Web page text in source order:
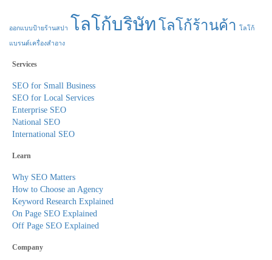
ออกแบบป้ายร้านสปา โลโก้บริษัท โลโก้ร้านค้า โลโก้
แบรนด์เครื่องสำอาง
Services
SEO for Small Business
SEO for Local Services
Enterprise SEO
National SEO
International SEO
Learn
Why SEO Matters
How to Choose an Agency
Keyword Research Explained
On Page SEO Explained
Off Page SEO Explained
Company